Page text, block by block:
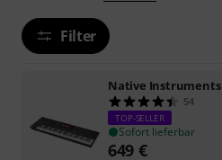
Filter
Native Instruments
54
TOP-SELLER
Sofort lieferbar
649 €